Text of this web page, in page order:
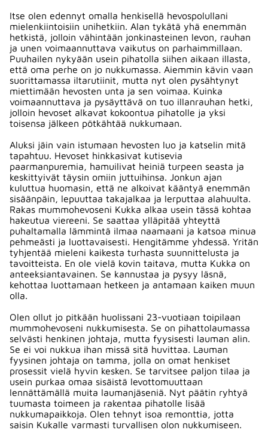
Itse olen edennyt omalla henkisellä hevospolullani
mielenkiintoisiin unihetkiin. Alan tykätä yhä enemmän
hetkistä, jolloin vähintään jonkinasteinen levon, rauhan
ja unen voimaannuttava vaikutus on parhaimmillaan.
Puuhailen nykyään usein pihatolla siihen aikaan illasta,
että oma perhe on jo nukkumassa. Aiemmin kävin vaan
suorittamassa iltarutiinit, mutta nyt olen pysähtynyt
miettimään hevosten unta ja sen voimaa. Kuinka
voimaannuttava ja pysäyttävä on tuo illanrauhan hetki,
jolloin hevoset alkavat kokoontua pihatolle ja yksi
toisensa jälkeen pötkähtää nukkumaan.
Aluksi jäin vain istumaan hevosten luo ja katselin mitä
tapahtuu. Hevoset hinkkasivat kutisevia
paarmanpuremia, hamuilivat heiniä turpeen seasta ja
keskittyivät täysin omiin juttuihinsa. Jonkun ajan
kuluttua huomasin, että ne alkoivat kääntyä enemmän
sisäänpäin, lepuuttaa takajalkaa ja lerputtaa alahuulta.
Rakas mummohevoseni Kukka alkaa usein tässä kohtaa
hakeutua viereeni. Se saattaa ylläpitää yhteyttä
puhaltamalla lämmintä ilmaa naamaani ja katsoa minua
pehmeästi ja luottavaisesti. Hengitämme yhdessä. Yritän
tyhjentää mieleni kaikesta turhasta suunnittelusta ja
tavoitteista. En ole vielä kovin taitava, mutta Kukka on
anteeksiantavainen. Se kannustaa ja pysyy läsnä,
kehottaa luottamaan hetkeen ja antamaan kaiken muun
olla.
Olen ollut jo pitkään huolissani 23-vuotiaan toipilaan
mummohevoseni nukkumisesta. Se on pihattolaumassa
selvästi henkinen johtaja, mutta fyysisesti lauman alin.
Se ei voi nukkua ihan missä sitä huvittaa. Lauman
fyysinen johtaja on tamma, jolla on omat henkiset
prosessit vielä hyvin kesken. Se tarvitsee paljon tilaa ja
usein purkaa omaa sisäistä levottomuuttaan
lennättämällä muita laumanjäseniä. Nyt päätin ryhtyä
tuumasta toimeen ja rakentaa pihatolle lisää
nukkumapaikkoja. Olen tehnyt isoa remonttia, jotta
saisin Kukalle varmasti turvallisen olon nukkumiseen.